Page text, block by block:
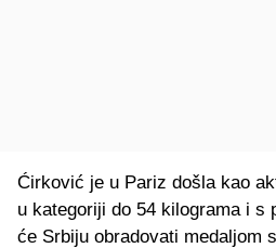
Ćirković je u Pariz došla kao
u kategoriji do 54 kilograma i s
će Srbiju obradovati medaljom